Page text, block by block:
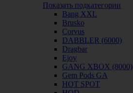
Показать подкатегории
Bang XXL
Brusko
Corvus
DABBLER (6000)
Dragbar
Ejoy
GANG XBOX (8000)
Gem Pods GA
HOT SPOT